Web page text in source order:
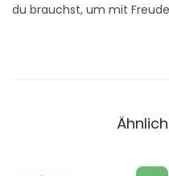
du brauchst, um mit